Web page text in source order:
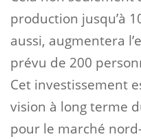
production jusqu’à
aussi, augmentera
prévu de 200
Cet investissement
vision à long terme
pour le marché